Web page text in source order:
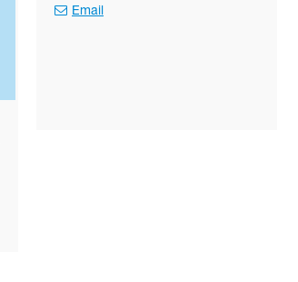
Email